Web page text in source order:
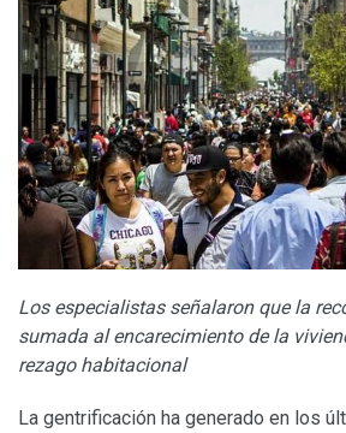
Los especialistas señalaron que la
sumada al encarecimiento de la
rezago habitacional
La gentrificación ha generado en los